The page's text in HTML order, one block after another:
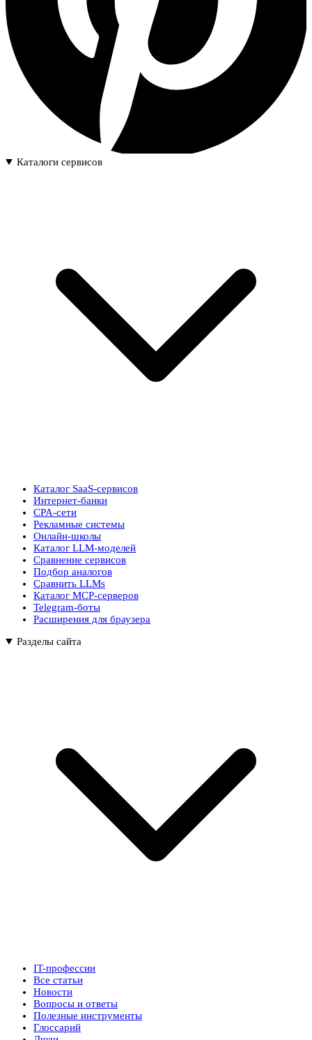
Каталоги сервисов
Каталог SaaS-сервисов
Интернет-банки
CPA-сети
Рекламные системы
Онлайн-школы
Каталог LLM-моделей
Сравнение сервисов
Подбор аналогов
Сравнить LLMs
Каталог MCP-серверов
Telegram-боты
Расширения для браузера
Разделы сайта
IT-профессии
Все статьи
Новости
Вопросы и ответы
Полезные инструменты
Глоссарий